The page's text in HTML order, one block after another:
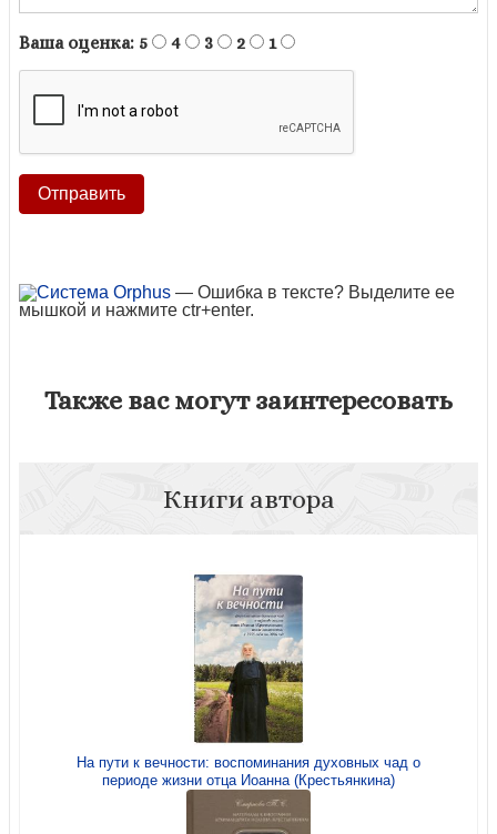
Ваша оценка: 5 4 3 2 1
— Ошибка в тексте? Выделите ее
мышкой и нажмите ctr+enter.
Также вас могут заинтересовать
Книги автора
На пути к вечности: воспоминания духовных чад о
периоде жизни отца Иоанна (Крестьянкина)